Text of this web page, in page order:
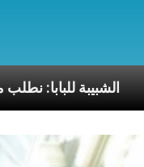
السّلام